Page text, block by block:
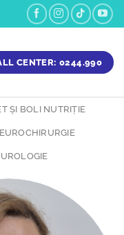
CENTER: 0244.990
ȘI BOLI NUTRIȚIE
UROLOGIE